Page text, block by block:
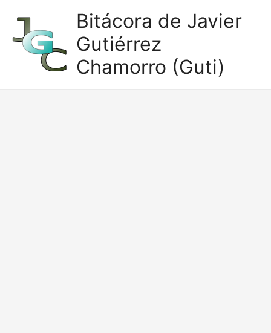
contenido
Bitácora de Javier
Gutiérrez
Chamorro (Guti)